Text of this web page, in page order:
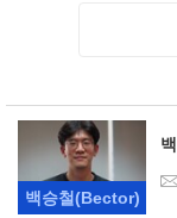
백승철(Bector)